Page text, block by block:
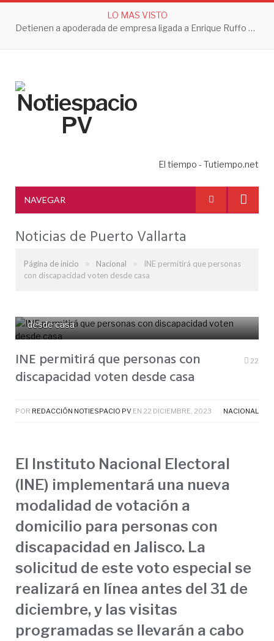
LO MAS VISTO
Detienen a apoderada de empresa ligada a Enrique Ruffo por investigación de Huachicol Fiscal
El tiempo - Tutiempo.net
NAVEGAR
Noticias de Puerto Vallarta
Página de inicio » Nacional »
INE permitirá que personas
con discapacidad voten desde casa
desde casa
INE permitirá que personas con
discapacidad voten desde casa
22
POR REDACCIÓN NOTIESPACIO PV EN 22 DICIEMBRE, 2023 NACIONAL
El Instituto Nacional Electoral
(INE) implementará una nueva
modalidad de votación a
domicilio para personas con
discapacidad en Jalisco. La
solicitud de este voto especial se
realizará en línea antes del 31 de
diciembre, y las visitas
programadas se llevarán a cabo